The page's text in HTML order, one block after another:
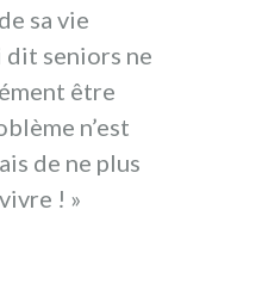
sa vie
dit seniors ne
être
n’est
de ne plus
! »